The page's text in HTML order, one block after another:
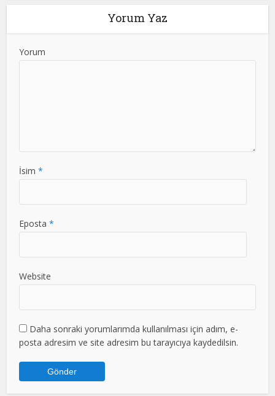
Yorum Yaz
Yorum
İsim *
Eposta *
Website
Daha sonraki yorumlarımda kullanılması için adım, e-
posta adresim ve site adresim bu tarayıcıya kaydedilsin.